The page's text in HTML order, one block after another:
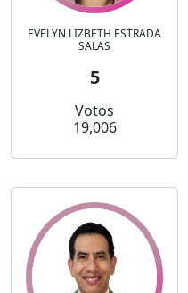
EVELYN LIZBETH ESTRADA
SALAS
5
Votos
19,006